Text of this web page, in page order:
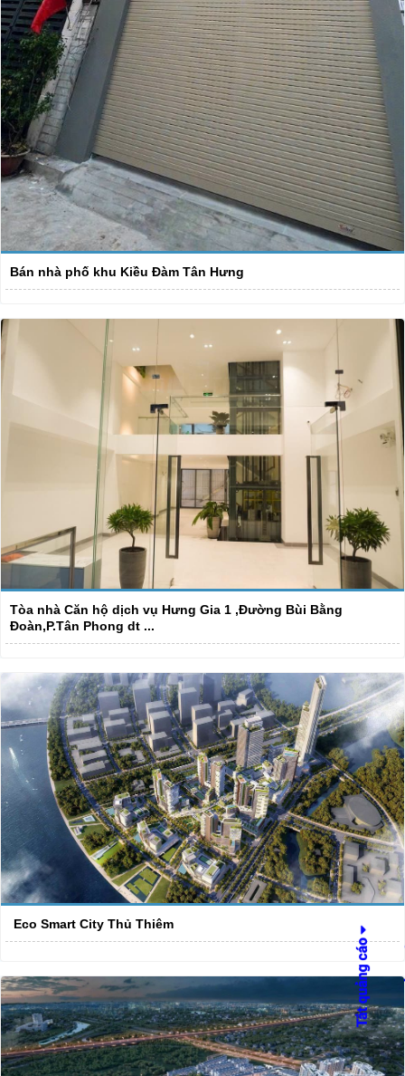
Bán nhà phố khu Kiều Đàm Tân Hưng
Tòa nhà Căn hộ dịch vụ Hưng Gia 1 ,Đường Bùi Bằng
Đoàn,P.Tân Phong dt ...
Eco Smart City Thủ Thiêm